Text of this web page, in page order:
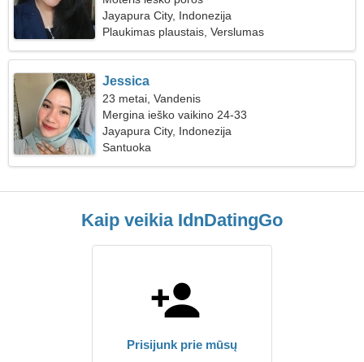
Jayapura City, Indonezija
Plaukimas plaustais, Verslumas
Jessica
23 metai, Vandenis
Mergina ieško vaikino 24-33
Jayapura City, Indonezija
Santuoka
Kaip veikia IdnDatingGo
Prisijunk prie mūsų